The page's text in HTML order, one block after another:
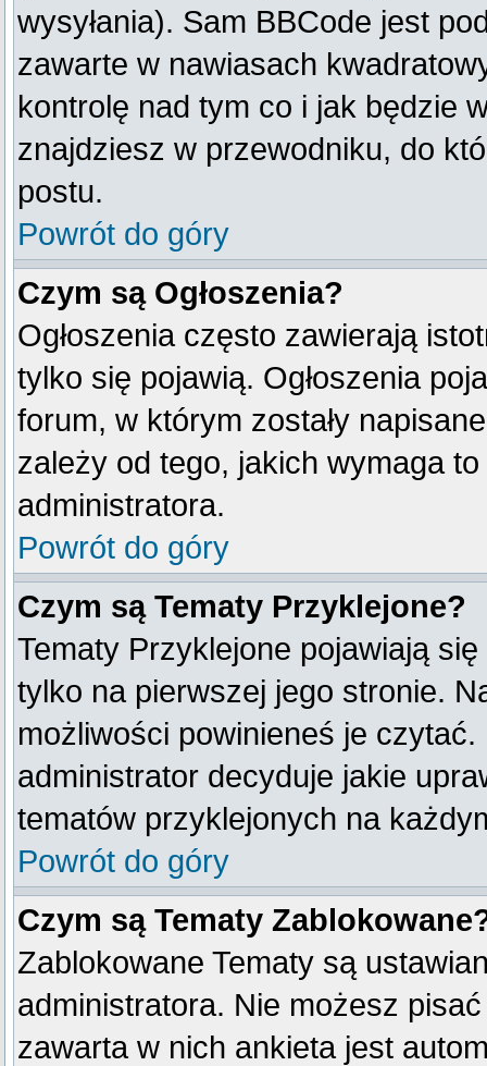
wysyłania). Sam BBCode jest
zawarte w nawiasach
kontrolę nad tym co i jak będzie
znajdziesz w przewodniku, do
postu.
Powrót do góry
Czym są Ogłoszenia?
Ogłoszenia często zawierają
tylko się pojawią. Ogłoszenia
forum, w którym zostały
zależy od tego, jakich wymaga
administratora.
Powrót do góry
Czym są Tematy Przyklejone?
Tematy Przyklejone pojawiają
tylko na pierwszej jego stronie.
możliwości powinieneś je czytać.
administrator decyduje jakie
tematów przyklejonych na
Powrót do góry
Czym są Tematy
Zablokowane Tematy są
administratora. Nie możesz
zawarta w nich ankieta jest